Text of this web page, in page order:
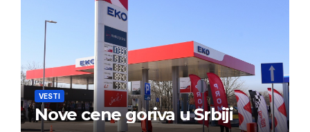
VESTI
Nove cene goriva u Srbiji